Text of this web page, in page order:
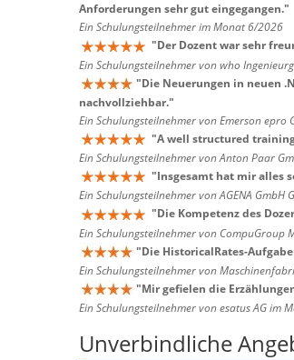
Anforderungen sehr gut eingegangen."
Ein Schulungsteilnehmer im Monat 6/2026
"Der Dozent war sehr
Ein Schulungsteilnehmer von who
"Die Neuerungen in neuen
nachvollziehbar."
Ein Schulungsteilnehmer von Emerson
"A well structured
Ein Schulungsteilnehmer von Anton Paar
"Insgesamt hat mir alles
Ein Schulungsteilnehmer von AGENA
"Die Kompetenz des
Ein Schulungsteilnehmer von CompuGroup
"Die HistoricalRates-
Ein Schulungsteilnehmer von
"Mir gefielen die
Ein Schulungsteilnehmer von esatus AG im
Unverbindliche